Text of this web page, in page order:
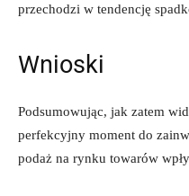
przechodzi w tendencję
Wnioski
Podsumowując, jak zatem
perfekcyjny moment do
podaż na rynku towarów